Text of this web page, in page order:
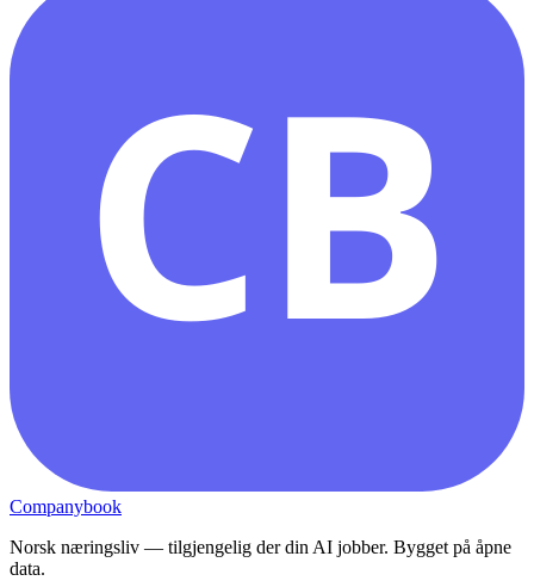
CB
Companybook
Norsk næringsliv — tilgjengelig der din AI jobber. Bygget på åpne
data.